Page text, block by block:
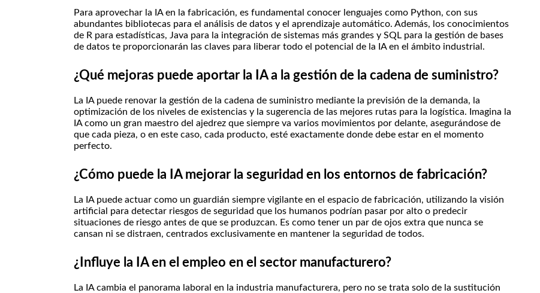
Para aprovechar la IA en la fabricación, es fundamental conocer lenguajes como Python, con sus
abundantes bibliotecas para el análisis de datos y el aprendizaje automático. Además, los conocimientos
de R para estadísticas, Java para la integración de sistemas más grandes y SQL para la gestión de bases
de datos te proporcionarán las claves para liberar todo el potencial de la IA en el ámbito industrial.
¿Qué mejoras puede aportar la IA a la gestión de la cadena de suministro?
La IA puede renovar la gestión de la cadena de suministro mediante la previsión de la demanda, la
optimización de los niveles de existencias y la sugerencia de las mejores rutas para la logística. Imagina la
IA como un gran maestro del ajedrez que siempre va varios movimientos por delante, asegurándose de
que cada pieza, o en este caso, cada producto, esté exactamente donde debe estar en el momento
perfecto.
¿Cómo puede la IA mejorar la seguridad en los entornos de fabricación?
La IA puede actuar como un guardián siempre vigilante en el espacio de fabricación, utilizando la visión
artificial para detectar riesgos de seguridad que los humanos podrían pasar por alto o predecir
situaciones de riesgo antes de que se produzcan. Es como tener un par de ojos extra que nunca se
cansan ni se distraen, centrados exclusivamente en mantener la seguridad de todos.
¿Influye la IA en el empleo en el sector manufacturero?
La IA cambia el panorama laboral en la industria manufacturera, pero no se trata solo de la sustitución